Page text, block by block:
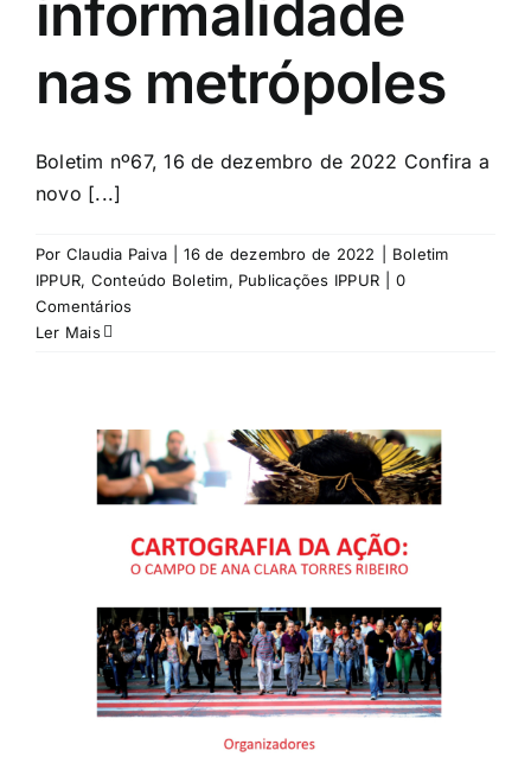
informalidade
nas metrópoles
Boletim nº67, 16 de dezembro de 2022 Confira a
novo [...]
Por Claudia Paiva 16 de dezembro de 2022
Boletim
IPPUR, Conteúdo Boletim, Publicações IPPUR
0
Comentários
Ler Mais